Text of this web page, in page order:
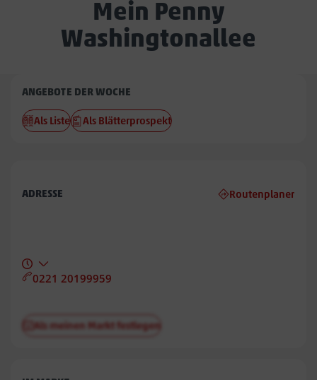
Mein Penny
Washingtonallee
Penny
Washingtonallee
ANGEBOTE DER WOCHE
Als Liste Als Blätterprospekt
ADRESSE Routenplaner
0221 20199959
Als meinen Markt festlegen